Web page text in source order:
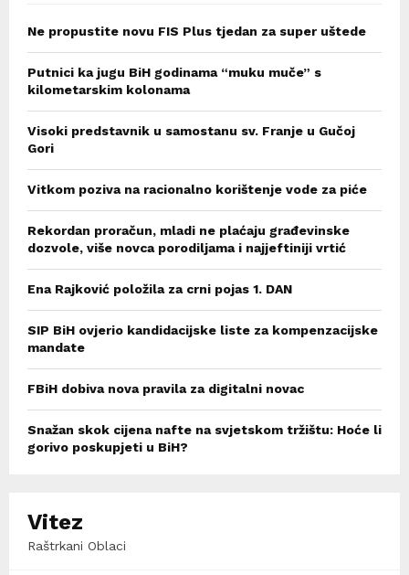
Ne propustite novu FIS Plus tjedan za super uštede
Putnici ka jugu BiH godinama “muku muče” s
kilometarskim kolonama
Visoki predstavnik u samostanu sv. Franje u Gučoj
Gori
Vitkom poziva na racionalno korištenje vode za piće
Rekordan proračun, mladi ne plaćaju građevinske
dozvole, više novca porodiljama i najjeftiniji vrtić
Ena Rajković položila za crni pojas 1. DAN
SIP BiH ovjerio kandidacijske liste za kompenzacijske
mandate
FBiH dobiva nova pravila za digitalni novac
Snažan skok cijena nafte na svjetskom tržištu: Hoće li
gorivo poskupjeti u BiH?
Vitez
Raštrkani Oblaci